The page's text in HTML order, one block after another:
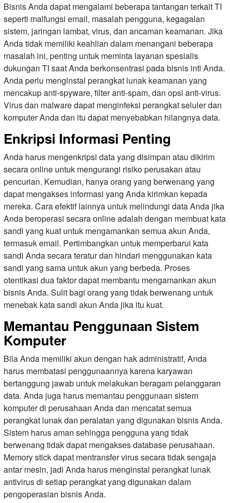
Bisnis Anda dapat mengalami beberapa tantangan terkait TI
seperti malfungsi email, masalah pengguna, kegagalan
sistem, jaringan lambat, virus, dan ancaman keamanan. Jika
Anda tidak memiliki keahlian dalam menangani beberapa
masalah ini, penting untuk meminta layanan spesialis
dukungan TI saat Anda berkonsentrasi pada bisnis inti Anda.
Anda perlu menginstal perangkat lunak keamanan yang
mencakup anti-spyware, filter anti-spam, dan opsi anti-virus.
Virus dan malware dapat menginfeksi perangkat seluler dan
komputer Anda dan itu dapat menyebabkan hilangnya data.
Enkripsi Informasi Penting
Anda harus mengenkripsi data yang disimpan atau dikirim
secara online untuk mengurangi risiko perusakan atau
pencurian. Kemudian, hanya orang yang berwenang yang
dapat mengakses informasi yang Anda kirimkan kepada
mereka. Cara efektif lainnya untuk melindungi data Anda jika
Anda beroperasi secara online adalah dengan membuat kata
sandi yang kuat untuk mengamankan semua akun Anda,
termasuk email. Pertimbangkan untuk memperbarui kata
sandi Anda secara teratur dan hindari menggunakan kata
sandi yang sama untuk akun yang berbeda. Proses
otentikasi dua faktor dapat membantu mengamankan akun
bisnis Anda. Sulit bagi orang yang tidak berwenang untuk
menebak kata sandi akun Anda jika itu kuat.
Memantau Penggunaan Sistem
Komputer
Bila Anda memiliki akun dengan hak administratif, Anda
harus membatasi penggunaannya karena karyawan
bertanggung jawab untuk melakukan beragam pelanggaran
data. Anda juga harus memantau penggunaan sistem
komputer di perusahaan Anda dan mencatat semua
perangkat lunak dan peralatan yang digunakan bisnis Anda.
Sistem harus aman sehingga pengguna yang tidak
berwenang tidak dapat mengakses database perusahaan.
Memory stick dapat mentransfer virus secara tidak sengaja
antar mesin, jadi Anda harus menginstal perangkat lunak
antivirus di setiap perangkat yang digunakan dalam
pengoperasian bisnis Anda.